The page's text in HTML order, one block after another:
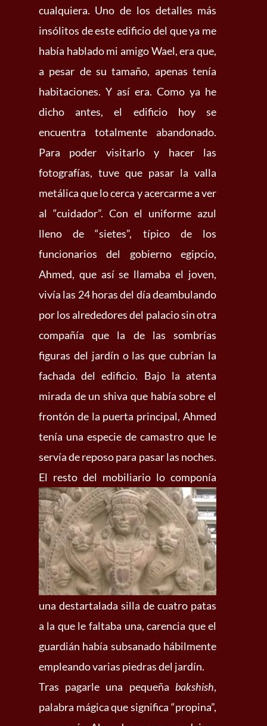
cualquiera. Uno de los detalles más
insólitos de este edificio del que ya me
había hablado mi amigo Wael, era que,
a pesar de su tamaño, apenas tenía
habitaciones. Y así era. Como ya he
dicho antes, el edificio hoy se
encuentra totalmente abandonado.
Para poder visitarlo y hacer las
fotografías, tuve que pasar la valla
metálica que lo cerca y acercarme a ver
al “cuidador”. Con el uniforme azul
lleno de “sietes”, típico de los
funcionarios del gobierno egipcio,
Ahmed, que así se llamaba el joven,
vivía las 24 horas del día deambulando
por los alrededores del palacio sin otra
compañía que la de las sombrías
figuras del jardín o las que cubrían la
fachada del edificio. Bajo la atenta
mirada de un shiva que había sobre el
frontón de la puerta principal, Ahmed
tenía una especie de camastro que le
servía de reposo para pasar las noches.
El resto del mobiliario lo componía
una destartalada silla de cuatro patas
a la que le faltaba una, carencia que el
guardián había subsanado hábilmente
empleando varias piedras del jardín.
Tras pagarle una pequeñabakshish,
palabra mágica que significa “propina”,